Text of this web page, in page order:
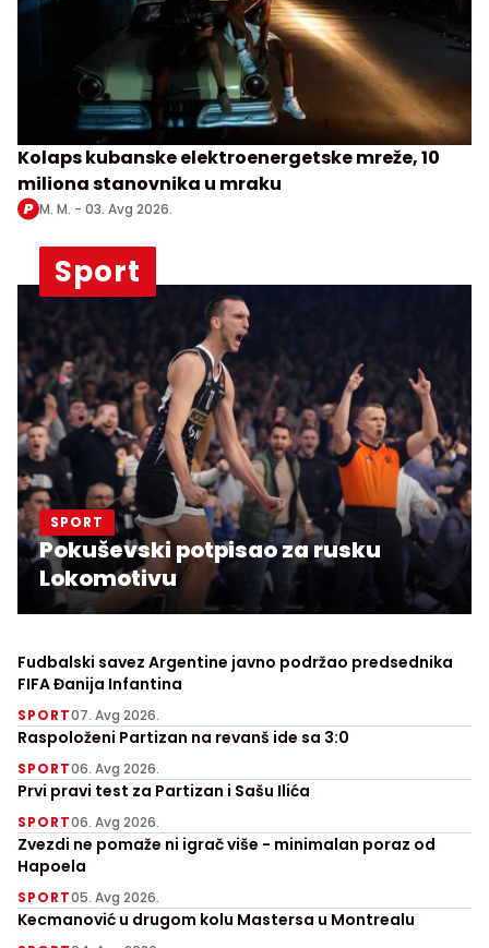
Kolaps kubanske elektroenergetske mreže, 10
miliona stanovnika u mraku
M. M. - 03. Avg 2026.
Sport
SPORT
Pokuševski potpisao za rusku
Lokomotivu
Fudbalski savez Argentine javno podržao predsednika
FIFA Đanija Infantina
SPORT07. Avg 2026.
Raspoloženi Partizan na revanš ide sa 3:0
SPORT06. Avg 2026.
Prvi pravi test za Partizan i Sašu Ilića
SPORT06. Avg 2026.
Zvezdi ne pomaže ni igrač više - minimalan poraz od
Hapoela
SPORT05. Avg 2026.
Kecmanović u drugom kolu Mastersa u Montrealu